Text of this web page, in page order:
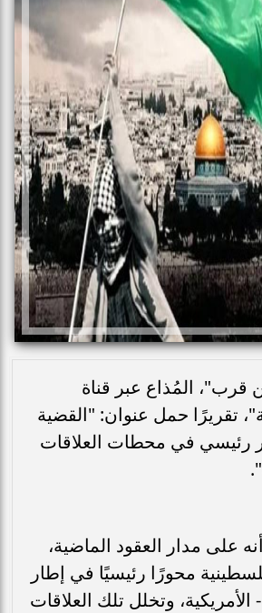
المُذاع عبر قناة
تقريرًا حمل عنوان: "القضية
رئيسي في محطات العلاقات
على مدار العقود الماضية،
محورًا رئيسيًا في إطار
الأمريكية، وتخلل تلك العلاقات